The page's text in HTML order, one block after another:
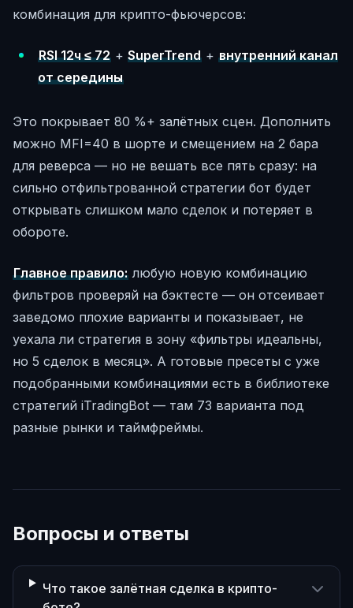
комбинация для крипто-фьючерсов:
RSI 12ч ≤ 72+ SuperTrend +внутренний канал
от середины
Это покрывает 80 %+ залётных сцен. Дополнить
можно MFI=40 в шорте и смещением на 2 бара
для реверса — но не вешать все пять сразу: на
сильно отфильтрованной стратегии бот будет
открывать слишком мало сделок и потеряет в
обороте.
Главное правило:любую новую комбинацию
фильтров проверяй на бэктесте — он отсеивает
заведомо плохие варианты и показывает, не
уехала ли стратегия в зону «фильтры идеальны,
но 5 сделок в месяц». А готовые пресеты с уже
подобранными комбинациями есть в библиотеке
стратегий iTradingBot — там 73 варианта под
разные рынки и таймфреймы.
Вопросы и ответы
Что такое залётная сделка в крипто-